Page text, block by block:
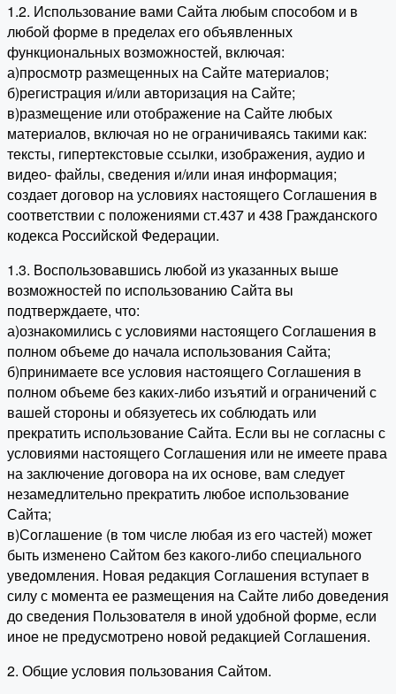
1.2. Использование вами Сайта любым способом и в
любой форме в пределах его объявленных
функциональных возможностей, включая:
а)просмотр размещенных на Сайте материалов;
б)регистрация и/или авторизация на Сайте;
в)размещение или отображение на Сайте любых
материалов, включая но не ограничиваясь такими как:
тексты, гипертекстовые ссылки, изображения, аудио и
видео- файлы, сведения и/или иная информация;
создает договор на условиях настоящего Соглашения в
соответствии с положениями ст.437 и 438 Гражданского
кодекса Российской Федерации.
1.3. Воспользовавшись любой из указанных выше
возможностей по использованию Сайта вы
подтверждаете, что:
а)ознакомились с условиями настоящего Соглашения в
полном объеме до начала использования Сайта;
б)принимаете все условия настоящего Соглашения в
полном объеме без каких-либо изъятий и ограничений с
вашей стороны и обязуетесь их соблюдать или
прекратить использование Сайта. Если вы не согласны с
условиями настоящего Соглашения или не имеете права
на заключение договора на их основе, вам следует
незамедлительно прекратить любое использование
Сайта;
в)Соглашение (в том числе любая из его частей) может
быть изменено Сайтом без какого-либо специального
уведомления. Новая редакция Соглашения вступает в
силу с момента ее размещения на Сайте либо доведения
до сведения Пользователя в иной удобной форме, если
иное не предусмотрено новой редакцией Соглашения.
2. Общие условия пользования Сайтом.